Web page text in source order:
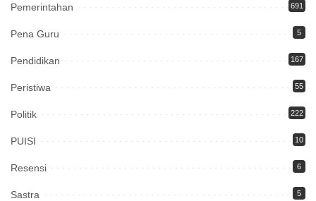
Pemerintahan 691
Pena Guru 5
Pendidikan 167
Peristiwa 55
Politik 222
PUISI 10
Resensi 6
Sastra 5